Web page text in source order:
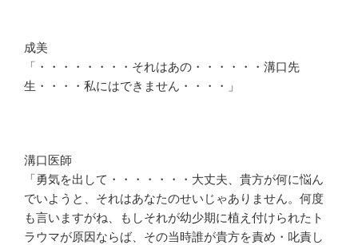
成美
「・・・・・・・・それはあの・・・・・・溝口先
生・・・・私にはできません・・・・」
溝口医師
「勇気を出して・・・・・・・大丈夫、貴方が何に悩ん
でいようと、それはあなたのせいじゃありません。何度
も言いますがね、もしそれが幼少期に植え付けられたト
ラウマが原因ならば、その当時誰が貴方を責め・叱責し